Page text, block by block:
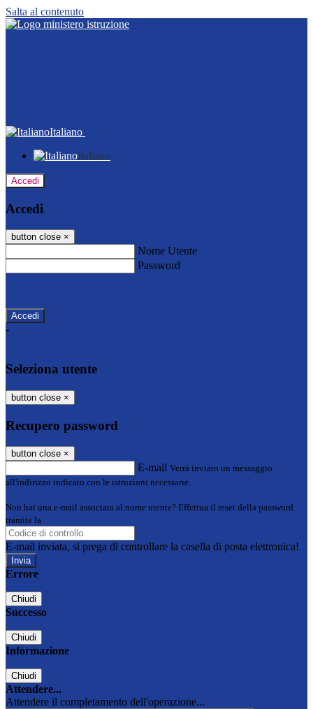
Salta al contenuto
Italiano
Italiano
Accedi
Accedi
button close ×
Nome Utente
Password
-
Seleziona utente
button close ×
Recupero password
button close ×
E-mail Verrà inviato un messaggio
all'indirizzo indicato con le istruzioni necessarie.
Non hai una e-mail associata al nome utente? Effettua il reset della password
tramite la
E-mail inviata, si prega di controllare la casella di posta elettronica!
Errore
Chiudi
Successo
Chiudi
Informazione
Chiudi
Attendere...
Attendere il completamento dell'operazione...